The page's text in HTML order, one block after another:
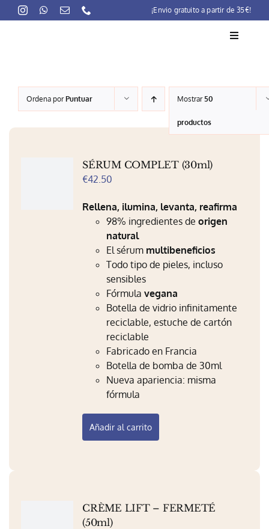
to
¡Envio gratuito a partir de 35€!
Toggle
La marca
Lait-Crème Concentré
Productos
Puntos venta
Contacto
Mi Perfil
Carrito
Ordena porPuntuar Mostrar50
productos
SÉRUM COMPLET (30ml)
€42.50
Rellena, ilumina, levanta, reafirma
98% ingredientes de origen
natural
El sérum multibeneficios
Todo tipo de pieles, incluso
sensibles
Fórmulavegana
Botella de vidrio infinitamente
reciclable, estuche de cartón
reciclable
Fabricado en Francia
Botella de bomba de 30ml
Nueva apariencia: misma
fórmula
Añadir al carrito
CRÈME LIFT – FERMETÉ
(50ml)